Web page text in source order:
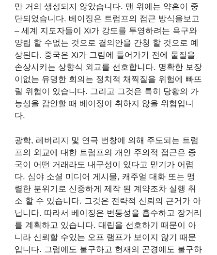
만 거의 생성되지 않았습니다. 맨 위에는 약혼이 중
단되었습니다. 베이징은 트럼프의 접근 방식을보고
– 세계 지도자들이 Xi가 강도를 투영하려는 욕구와
양립 할 수없는 것으로 결의안을 간청 할 것으로 예
상된다. 중국은 Xi가 그림에 들어가기 전에 물질을
손상시키는 상향식 외교를 선호합니다. 명확한 보장
이없는 유명한 회의는 정치적 채찍질을 위험에 빠뜨
릴 위험이 있습니다. 그리고 그것은 특히 당황의 가
능성을 감안할 때 베이징이 취하지 않을 위험입니
다.
광학, 레버리지 및 연극 번창에 의해 주도되는 트럼
프의 외교에 대한 트럼프의 개인 주의적 접근은 중
국이 어떤 거래라도 내구성이 있다고 믿기가 어렵
다. 심야 소셜 미디어 게시물, 캐주얼 대화 또는 맹
렬한 분위기로 신중하게 제작 된 계약조차 실행 취
소 할 수 있습니다. 그것은 전략적 신뢰의 근거가 아
닙니다. 따라서 베이징은 변동성을 흡수하고 장거리
를 계획하고 있습니다. 대립을 선호하기 때문이 아
니라 신뢰할 수있는 오프 램프가 보이지 않기 때문
입니다. 그럼에도 불구하고 현재의 곤경에도 불구하